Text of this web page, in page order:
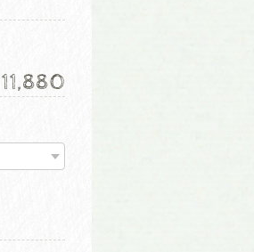
¥11,880